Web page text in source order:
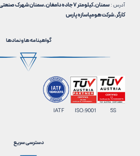
آدرس :
سمنان ـ کیلومتر 7 جاده دامغان ـ سمنان
کارگر ـ شرکت هومپاسازه پارس
گواهینامه ها ونمادها
دسترسی سریع